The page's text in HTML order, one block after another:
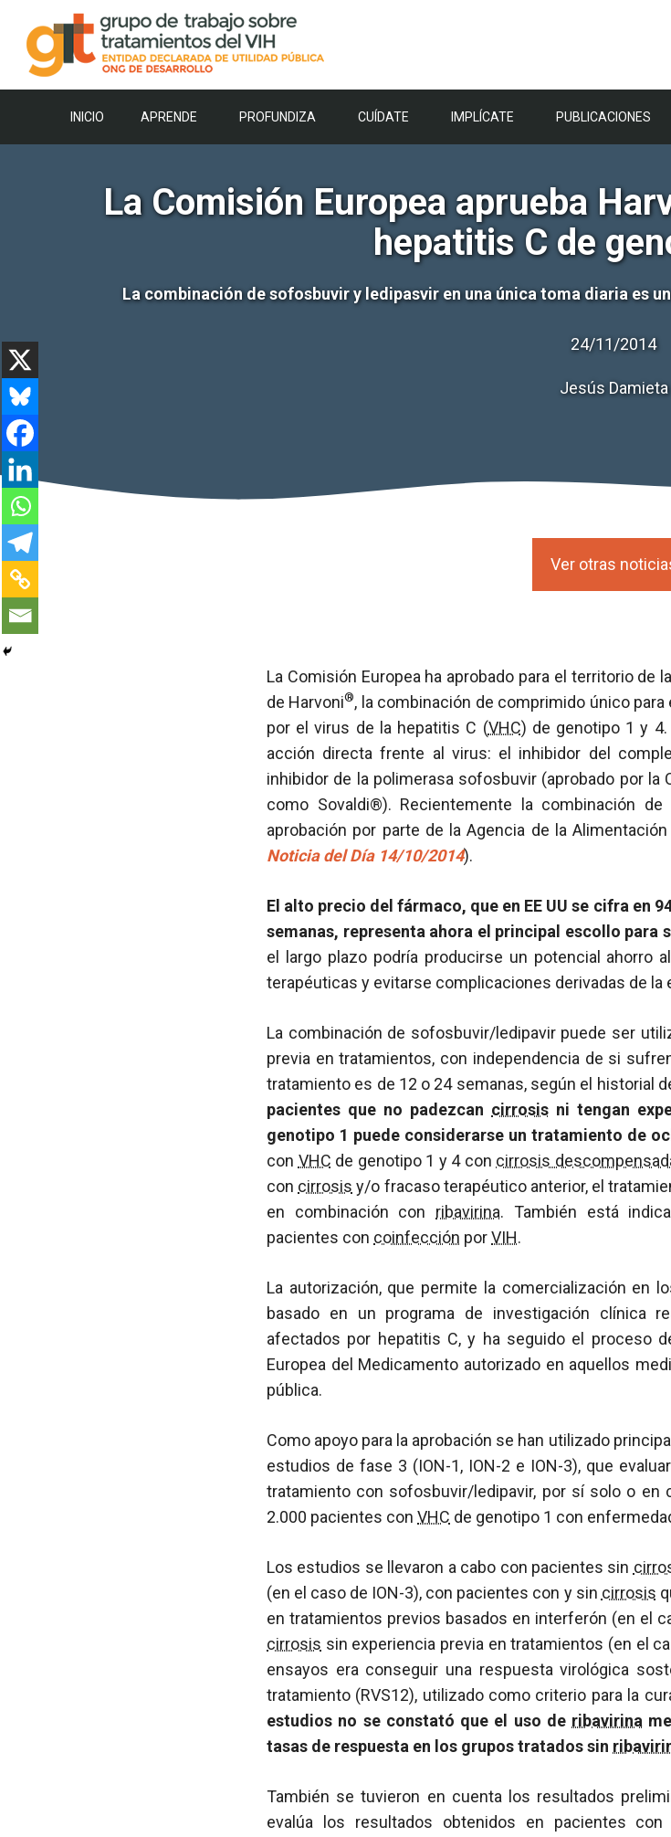
contenido
INICIO APRENDE PROFUNDIZA CUÍDATE IMPLÍCATE PUBLICACIONES
La Comisión Europea aprueba
hepatitis C de
La combinación de sofosbuvir y ledipasvir en una única toma diaria es
24/11/2014
Jesús Damieta
Ver otras
La Comisión Europea ha aprobado para el territorio de
de Harvoni®, la combinación de comprimido único
por el virus de la hepatitis C (VHC) de genotipo 1 y
acción directa frente al virus: el inhibidor del
inhibidor de la polimerasa sofosbuvir (aprobado por la
como Sovaldi®). Recientemente la combinación
aprobación por parte de la Agencia de la
Noticia del Día 14/10/2014).
El alto precio del fármaco, que en EE UU se cifra en
semanas, representa ahora el principal escollo para
el largo plazo podría producirse un potencial ahorro
terapéuticas y evitarse complicaciones derivadas de la
La combinación de sofosbuvir/ledipavir puede ser
previa en tratamientos, con independencia de si
tratamiento es de 12 o 24 semanas, según el historial
pacientes que no padezcan cirrosis ni tengan
genotipo 1 puede considerarse un tratamiento de
con VHC de genotipo 1 y 4 con cirrosis
con cirrosis y/o fracaso terapéutico anterior, el
en combinación con ribavirina. También está
pacientes con coinfección porVIH.
La autorización, que permite la comercialización en
basado en un programa de investigación clínica
afectados por hepatitis C, y ha seguido el proceso
Europea del Medicamento autorizado en aquellos
pública.
Como apoyo para la aprobación se han utilizado
estudios de fase 3 (ION-1, ION-2 e ION-3), que
tratamiento con sofosbuvir/ledipavir, por sí solo o en
2.000 pacientes con VHC de genotipo 1 con
Los estudios se llevaron a cabo con pacientes sin
(en el caso de ION-3), con pacientes con y sin cirrosis
en tratamientos previos basados en interferón (en el
cirrosis sin experiencia previa en tratamientos (en el
ensayos era conseguir una respuesta virológica
tratamiento (RVS12), utilizado como criterio para la
estudios no se constató que el uso de ribavirina
tasas de respuesta en los grupos tratados sin
También se tuvieron en cuenta los resultados
evalúa los resultados obtenidos en pacientes con